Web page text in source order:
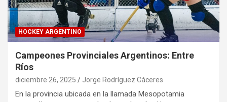
HOCKEY ARGENTINO
Campeones Provinciales Argentinos: Entre
Ríos
diciembre 26, 2025 Jorge Rodríguez Cáceres
En la provincia ubicada en la llamada Mesopotamia